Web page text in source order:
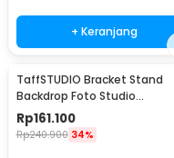
+ Keranjang
TaffSTUDIO Bracket Stand
Backdrop Foto Studio
190x300cm - BS-300
Rp161.100
Rp240.900 34%